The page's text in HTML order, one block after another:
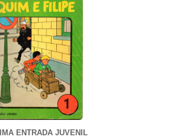
ENTRADA JUVENIL